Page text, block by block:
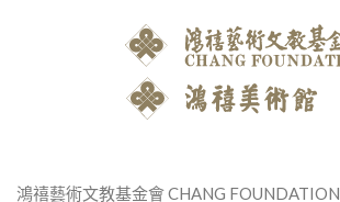
鴻禧藝術文教基金會 CHANG FOUNDATION